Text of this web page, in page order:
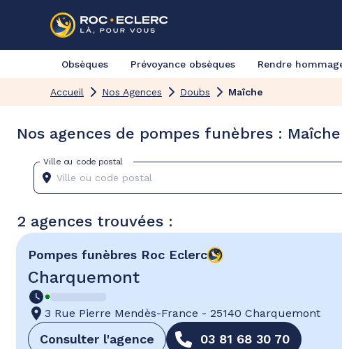
Obsèques Prévoyance obsèques Rendre
Accueil Nos Agences Doubs Maîche
Nos agences de pompes funèbres :
Ville ou code postal
2 agences trouvées :
Pompes funèbres Roc Eclerc
Charquemont
3 Rue Pierre Mendès-France - 25140 Charquemont
Consulter l'agence 03 81 68 30 70